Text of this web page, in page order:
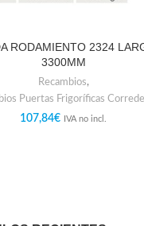
RODAMIENTO 2324
3300MM
Recambios,
Puertas Frigoríficas
107,84€ IVA no incl.